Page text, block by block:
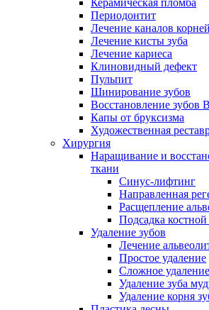
Керамическая пломба
Периодонтит
Лечение каналов
Лечение кисты зуба
Лечение кариеса
Клиновидный дефект
Пульпит
Шинирование зубов
Восстановление зубов
Капы от бруксизма
Художественная
Хирургия
Наращивание и
ткани
Синус-лифтинг
Направленная
Расщепление
Подсадка
Удаление зубов
Лечение
Простое удаление
Сложное удаление
Удаление зуба
Удаление корня